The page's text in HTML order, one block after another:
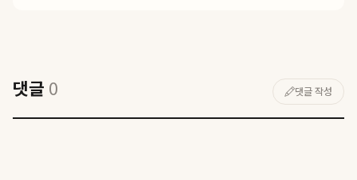
댓글 0 댓글 작성